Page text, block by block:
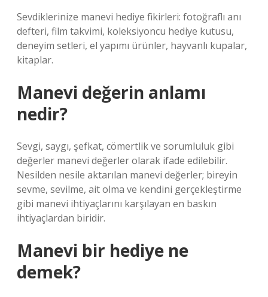
Sevdiklerinize manevi hediye fikirleri: fotoğraflı anı
defteri, film takvimi, koleksiyoncu hediye kutusu,
deneyim setleri, el yapımı ürünler, hayvanlı kupalar,
kitaplar.
Manevi değerin anlamı
nedir?
Sevgi, saygı, şefkat, cömertlik ve sorumluluk gibi
değerler manevi değerler olarak ifade edilebilir.
Nesilden nesile aktarılan manevi değerler; bireyin
sevme, sevilme, ait olma ve kendini gerçekleştirme
gibi manevi ihtiyaçlarını karşılayan en baskın
ihtiyaçlardan biridir.
Manevi bir hediye ne
demek?